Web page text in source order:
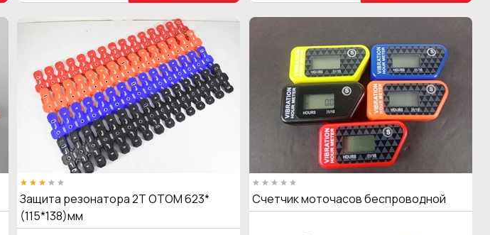
Защита резонатора 2Т OTOM 623*
(115*138)мм
Счетчик моточасов беспроводной